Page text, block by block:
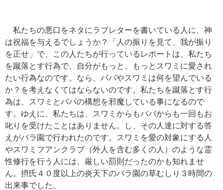
私たちの悪口をネタにラブレターを書いている人に、神
は祝福を与えるでしょうか？「人の振りを見て、我が振り
を正せ」で、この人たちが行っているレポートは、私たち
を蹴落とす行為で、自分がもっと、もっとスワミに愛され
たい行為なのです。なら、ババやスワミは何を望んでいる
か？を考えなくてはならないのです。私たちを蹴落とす行
為は、スワミとババの構想を邪魔している事になるので
す。ゆえに、私たちは、スワミからもババからも一回もお
叱りを受けたことはありません。し、その人達に対する答
えがバラ園で行われたのです。スワミを愛の対象にする人
やスワミフアンクラブ（外人を含む多くの人）のような霊
性修行を行う人には、厳しい罰則だったのかも知れませ
ん。摂氏４０度以上の炎天下のバラ園の草むしり３時間の
出来事でした。